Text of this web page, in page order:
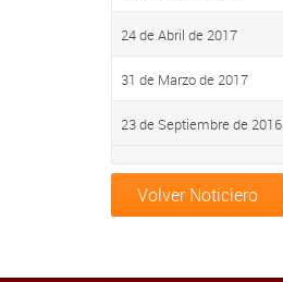
24 de Abril de 2017
31 de Marzo de 2017
23 de Septiembre de 2016
Volver Noticiero